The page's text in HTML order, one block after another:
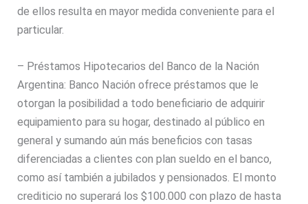
de ellos resulta en mayor medida conveniente para el
particular.
– Préstamos Hipotecariosdel Banco de la Nación
Argentina: Banco Nación ofrece préstamos que le
otorgan la posibilidad a todo beneficiario de adquirir
equipamiento para su hogar, destinado al público en
general y sumando aún más beneficios con tasas
diferenciadas a clientes con plan sueldo en el banco,
como así también a jubilados y pensionados. El monto
crediticio no superará los $100.000 con plazo de hasta